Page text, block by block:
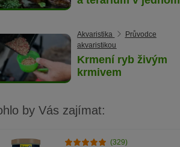
Akvaristika
Průvodce
akvaristikou
Krmení ryb živým
krmivem
by Vás zajímat:
(329)